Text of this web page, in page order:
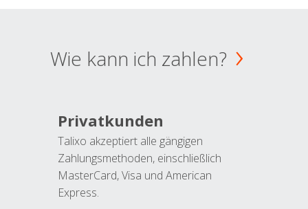
Wie kann ich zahlen?
Privatkunden
Talixo akzeptiert alle gängigen
Zahlungsmethoden, einschließlich
MasterCard, Visa und American
Express.